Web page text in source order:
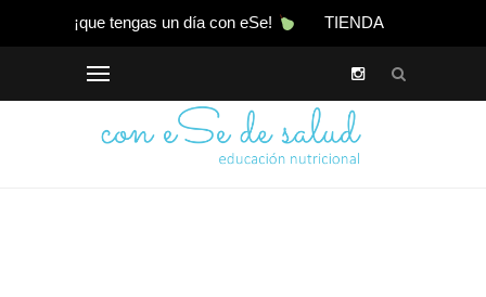
¡que tengas un día con eSe! TIENDA